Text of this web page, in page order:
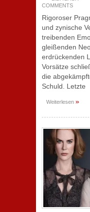
COMMENTS
Rigoroser
und zynische
treibenden
gleißenden
erdrückenden
Vorsätze
die
Schuld. Letzte
Weiterlesen »